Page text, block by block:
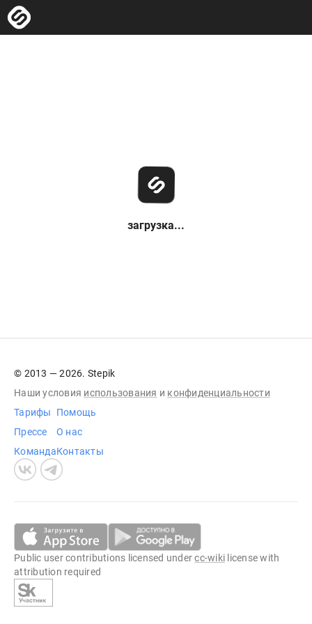
загрузка...
© 2013 — 2026. Stepik
Наши условия использования и конфиденциальности
Тарифы
Прессе
Команда
Помощь
О нас
Контакты
Public user contributions licensed undercc-wiki license with
attribution required